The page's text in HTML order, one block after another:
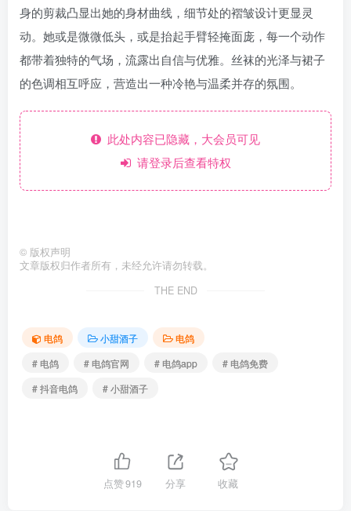
身的剪裁凸显出她的身材曲线，细节处的褶皱设计更显灵
动。她或是微微低头，或是抬起手臂轻掩面庞，每一个动作
都带着独特的气场，流露出自信与优雅。丝袜的光泽与裙子
的色调相互呼应，营造出一种冷艳与温柔并存的氛围。
此处内容已隐藏，大会员可见
请登录后查看特权
© 版权声明
文章版权归作者所有，未经允许请勿转载。
THE END
电鸽 小甜酒子
电鸽
# 电鸽
# 电鸽官网 # 电鸽app
# 电鸽免费
# 抖音电鸽
# 小甜酒子
点赞919 分享 收藏